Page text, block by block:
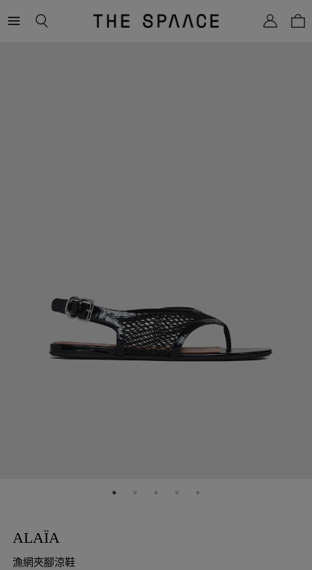
SPAACE
ALAÏA
漁網夾腳涼鞋